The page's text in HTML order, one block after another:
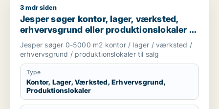
Jesper søger kontor, lager, værksted, erhvervsgrund eller
3 mdr siden
Jesper søger kontor, lager, værksted,
erhvervsgrund eller produktionslokaler til
salg i Århus C, Århus N eller Århus V m.fl.
Jesper søger 0-5000 m2 kontor / lager / værksted /
erhvervsgrund / produktionslokaler til salg
Type
Kontor, Lager, Værksted, Erhvervsgrund,
Produktionslokaler